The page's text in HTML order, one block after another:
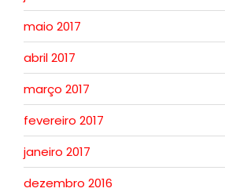
maio 2017
abril 2017
março 2017
fevereiro 2017
janeiro 2017
dezembro 2016